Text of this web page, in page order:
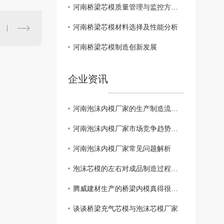
河南桥梁芯模质量管理与监控方法研究
河南桥梁芯模材料选择及性能分析
河南桥梁芯模制造创新发展
企业资讯
河南泡沫内模厂家的生产制造流程与技术分析
河南泡沫内模厂家市场竞争趋势分析
河南泡沫内模厂家常见问题解析
泡沫芯模的左右对成品制造过程的影响
腾威建材生产的桥梁内模真得很不错。
谈谈桥梁充气芯模与泡沫芯模厂家